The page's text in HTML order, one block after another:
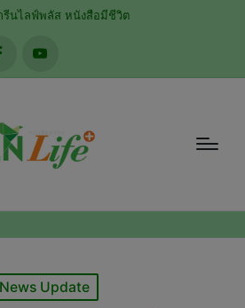
รีนไลฟ์พลัส หนังสือมีชีวิต
youtube
News Update
modal-check